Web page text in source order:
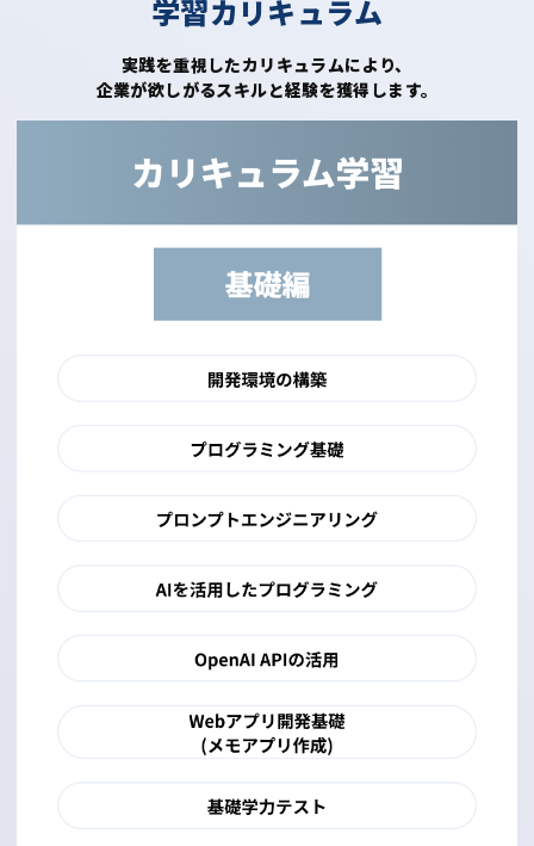
学習カリキュラム
実践を重視したカリキュラムにより、
企業が欲しがるスキルと経験を獲得します。